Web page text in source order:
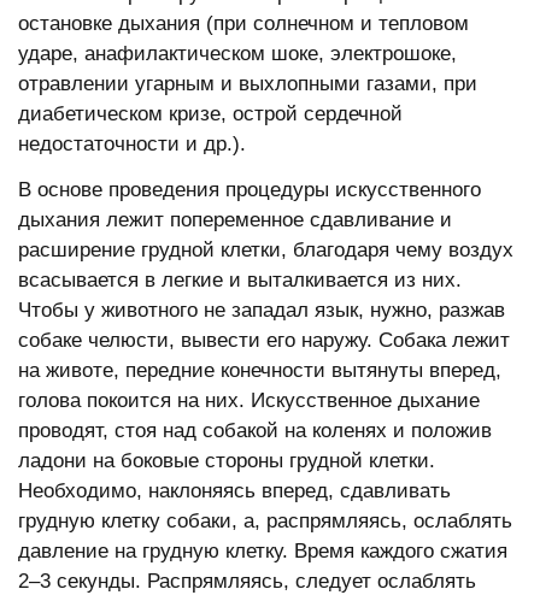
остановке дыхания (при солнечном и тепловом
ударе, анафилактическом шоке, электрошоке,
отравлении угарным и выхлопными газами, при
диабетическом кризе, острой сердечной
недостаточности и др.).
В основе проведения процедуры искусственного
дыхания лежит попеременное сдавливание и
расширение грудной клетки, благодаря чему воздух
всасывается в легкие и выталкивается из них.
Чтобы у животного не западал язык, нужно, разжав
собаке челюсти, вывести его наружу. Собака лежит
на животе, передние конечности вытянуты вперед,
голова покоится на них. Искусственное дыхание
проводят, стоя над собакой на коленях и положив
ладони на боковые стороны грудной клетки.
Необходимо, наклоняясь вперед, сдавливать
грудную клетку собаки, а, распрямляясь, ослаблять
давление на грудную клетку. Время каждого сжатия
2–3 секунды. Распрямляясь, следует ослаблять